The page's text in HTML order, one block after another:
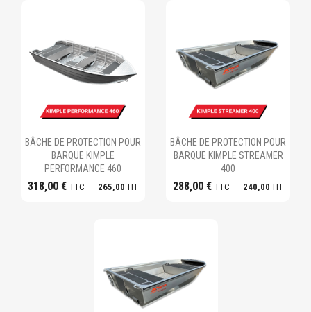
Ajouter au panier
BÂCHE DE PROTECTION POUR
BARQUE KIMPLE
PERFORMANCE 460
318,00 € TTC 265,00 HT
Ajouter au panier
BÂCHE DE PROTECTION POUR
BARQUE KIMPLE STREAMER
400
288,00 € TTC 240,00 HT